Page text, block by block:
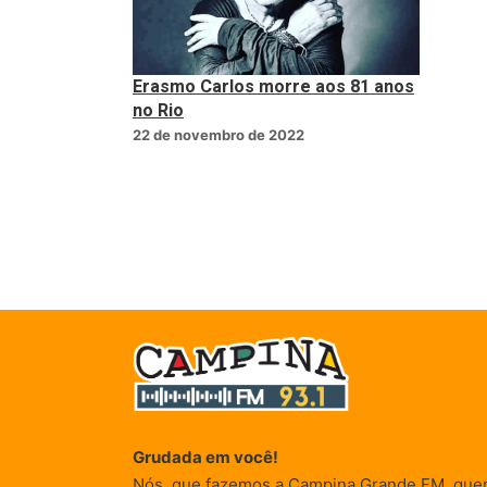
Erasmo Carlos morre aos 81 anos
no Rio
22 de novembro de 2022
Grudada em você!